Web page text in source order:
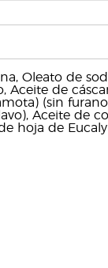
Oleato de
Aceite de
(sin
Aceite de
hoja de